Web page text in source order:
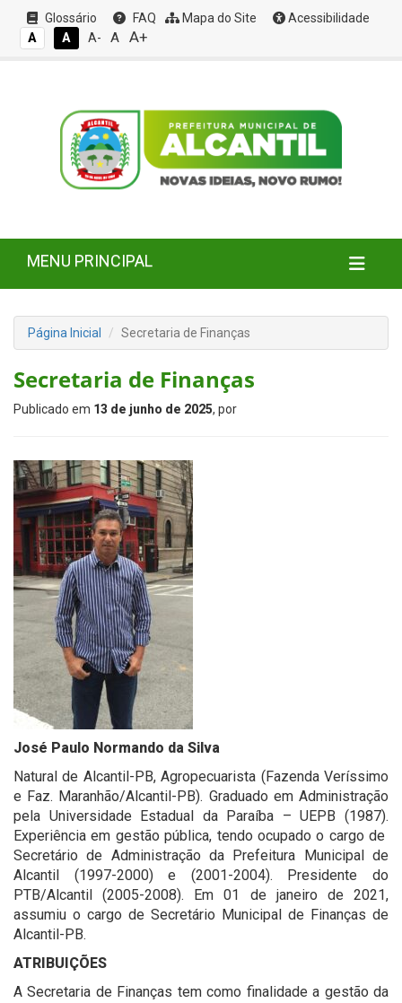
Glossário FAQ Mapa do Site
Acessibilidade
A
A A- A A+
MENU PRINCIPAL
Página Inicial Secretaria de Finanças
Secretaria de Finanças
Publicado em 13 de junho de 2025, por
José Paulo Normando da Silva
Natural de Alcantil-PB, Agropecuarista (Fazenda Veríssimo
e Faz. Maranhão/Alcantil-PB). Graduado em Administração
pela Universidade Estadual da Paraíba – UEPB (1987).
Experiência em gestão pública, tendo ocupado o cargo de
Secretário de Administração da Prefeitura Municipal de
Alcantil (1997-2000) e (2001-2004). Presidente do
PTB/Alcantil (2005-2008). Em 01 de janeiro de 2021,
assumiu o cargo de Secretário Municipal de Finanças de
Alcantil-PB.
ATRIBUIÇÕES
A Secretaria de Finanças tem como finalidade a gestão da